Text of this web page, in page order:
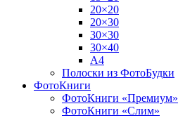
20×20
20×30
30×30
30×40
A4
Полоски из ФотоБудки
ФотоКниги
ФотоКниги «Премиум»
ФотоКниги «Слим»